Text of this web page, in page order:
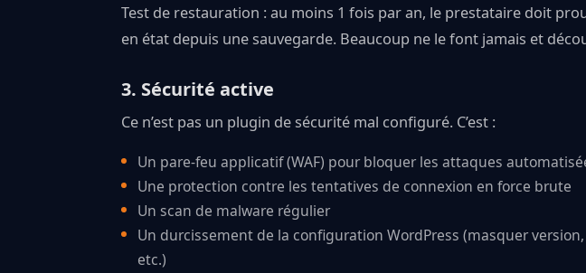
Test de restauration : au moins 1 fois par an, le prestataire doit
en état depuis une sauvegarde. Beaucoup ne le font jamais et
3. Sécurité active
Ce n’est pas un plugin de sécurité mal configuré. C’est :
Un pare-feu applicatif (WAF) pour bloquer les attaques
Une protection contre les tentatives de connexion en force brute
Un scan de malware régulier
Un durcissement de la configuration WordPress (masquer
etc.)